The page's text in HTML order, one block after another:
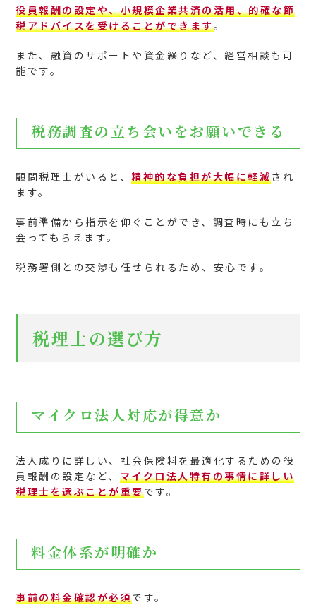
役員報酬の設定や、小規模企業共済の活用、的確な節
税アドバイスを受けることができます。
また、融資のサポートや資金繰りなど、経営相談も可
能です。
税務調査の立ち会いをお願いできる
顧問税理士がいると、精神的な負担が大幅に軽減され
ます。
事前準備から指示を仰ぐことができ、調査時にも立ち
会ってもらえます。
税務署側との交渉も任せられるため、安心です。
税理士の選び方
マイクロ法人対応が得意か
法人成りに詳しい、社会保険料を最適化するための役
員報酬の設定など、 マイクロ法人特有の事情に詳しい
税理士を選ぶことが重要です。
料金体系が明確か
事前の料金確認が必須です。